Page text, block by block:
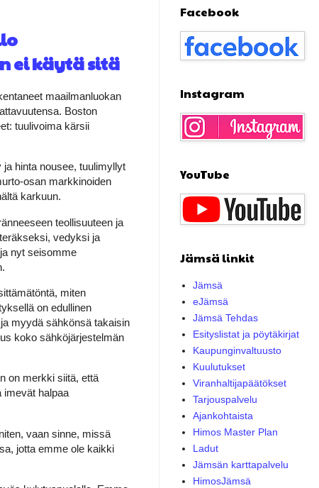
ei käytä sitä
maailmanluokan
Boston
tuulivoima kärsii
hinta nousee, tuulimyllyt
osan markkinoiden
karkuun.
teollisuuteen ja
vedyksi ja
nyt seisomme
miten
on edullinen
myydä sähkönsä takaisin
koko sähköjärjestelmän
on merkki siitä, että
imevät halpaa
vaan sinne, missä
jotta emme ole kaikki
Facebook
Instagram
YouTube
Jämsä linkit
Jämsä
eJämsä
Jämsä Tehdas
Esityslistat ja pöytäkirjat
Kaupunginvaltuusto
Kuulutukset
Viranhaltijapäätökset
Tarjouspalvelu
Ajankohtaista
Himos Master Plan
Ladut
Jämsän karttapalvelu
HimosJämsä